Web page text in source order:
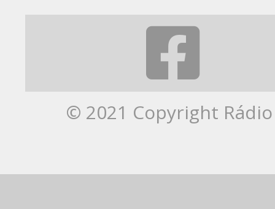
© 2021 Copyright